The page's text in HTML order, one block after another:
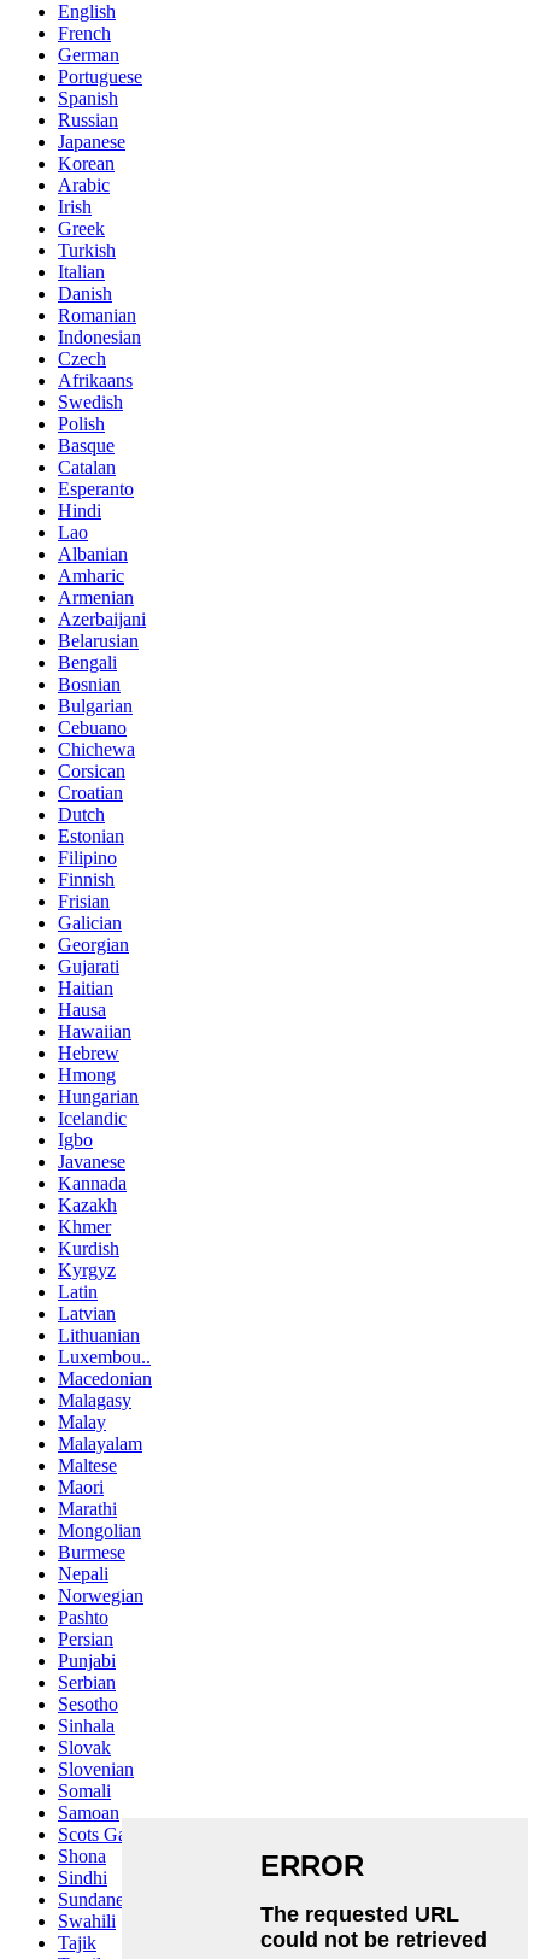
English
French
German
Portuguese
Spanish
Russian
Japanese
Korean
Arabic
Irish
Greek
Turkish
Italian
Danish
Romanian
Indonesian
Czech
Afrikaans
Swedish
Polish
Basque
Catalan
Esperanto
Hindi
Lao
Albanian
Amharic
Armenian
Azerbaijani
Belarusian
Bengali
Bosnian
Bulgarian
Cebuano
Chichewa
Corsican
Croatian
Dutch
Estonian
Filipino
Finnish
Frisian
Galician
Georgian
Gujarati
Haitian
Hausa
Hawaiian
Hebrew
Hmong
Hungarian
Icelandic
Igbo
Javanese
Kannada
Kazakh
Khmer
Kurdish
Kyrgyz
Latin
Latvian
Lithuanian
Luxembou..
Macedonian
Malagasy
Malay
Malayalam
Maltese
Maori
Marathi
Mongolian
Burmese
Nepali
Norwegian
Pashto
Persian
Punjabi
Serbian
Sesotho
Sinhala
Slovak
Slovenian
Somali
Samoan
Scots Gaelic
Shona
Sindhi
Sundanese
Swahili
Tajik